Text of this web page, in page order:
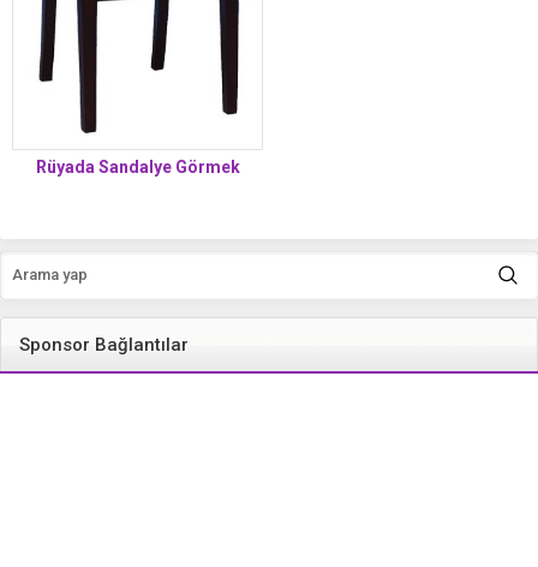
Rüyada Sandalye Görmek
Sponsor Bağlantılar